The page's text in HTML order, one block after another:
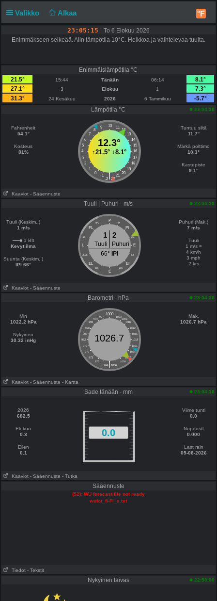
Valikko Alkaa °F
23:05:15
To 6 Elokuu 2026
Enimmäkseen selkeää. Alin lämpötila 10°C. Heikkoa ja vaihtelevaa tuulta.
Enimmäislämpötila °C
21.5°
15:44 Tänään 06:14
8.1°
27.1°
3 Elokuu 1
7.3°
31.3°
24 Kesäkuu 2026 6 Tammikuu
-5.7°
Lämpötila °C
23:04:38
Fahrenheit
54.1°
Kosteus
81%
10
9 11
8
12
7
13
6
14
5
15
4
16
3
17
2
18
1
19
0
20
-1 21
|
-2 22
12.3°
↑21.5° ↓8.1°
Tuntuu siltä
11.7°
Märkä polttimo
10.3°
Kastepiste
9.1°
Kaaviot - Sääennuste
Tuuli | Puhuri - m/s 23:04:38
Tuuli (Keskim. )
1 m/s
1 Bft
Kevyt ilma
Suunta (Keskim. )
IPI 66°
P
PPL PPI
PL PI
LPL IPI
L E
LESL IEI
EL EI
EEL EEI
E
1 2
Tuuli
Puhuri
66°
IPI
Puhuri (Mak.)
7 m/s
Tuuli
1 m/s =
4 km/h
3 mph
2 kts
Kaaviot - Sääennuste
Barometri - hPa 23:04:38
Min
1022.2 hPa
Nykyinen
30.32 inHg
1000
997 1003
994
1006
991
1009
988
1012
985
1015
982
1018
979
1021
976
1024
973
1027
970
1030
|
964 1036
1026.7
Mak.
1026.7 hPa
Kaaviot - Sääennuste - Kartta
Sade tänään - mm 23:04:38
2026
682.5
Elokuu
0.3
Eilen
0.1
0.0
Viime tunti
0.0
Nopeus/t
0.000
Last rain
05-08-2026
Kaaviot - Sääennuste - Tutka
Sääennuste
(52): WU forecast file not ready
wufct_fi-FI_s.txt
Tiedot - Tekstit
Nykyinen taivas 22:50:00